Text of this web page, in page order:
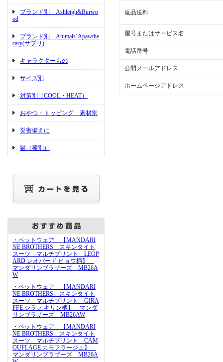
ブランド別 Ashleigh&Burwo
od
ブランド別 Animals' Apawthe
cary(サプリ)
キャラクターもの
サイズ別
対策別（COOL・HEAT）
おやつ・トッピング 素材別
災害備えに
猫（種別）
・ペットウェア 【MANDARI
NE BROTHERS スキンタイト
スーツ マルチプリント LEOP
ARD レオパード ヒョウ柄】
マンダリンブラザーズ MB26A
W
・ペットウェア 【MANDARI
NE BROTHERS スキンタイト
スーツ マルチプリント GIRA
FFE ジラフ キリン柄】 マンダ
リンブラザーズ MB26AW
・ペットウェア 【MANDARI
NE BROTHERS スキンタイト
スーツ マルチプリント CAM
OUFLAGE カモフラージュ】
マンダリンブラザーズ MB26A
返品送料
屋号またはサービス名
電話番号
公開メールアドレス
ホームページアドレス